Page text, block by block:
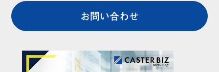
お問い合わせ